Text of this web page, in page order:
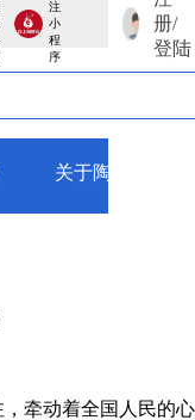
注
小
程
序
册/
登陆
关于陶博会
牵动着全国人民的